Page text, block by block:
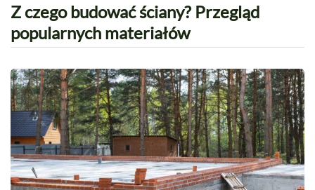
Z czego budować ściany? Przegląd
popularnych materiałów